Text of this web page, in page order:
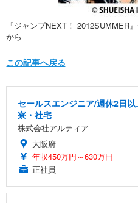
『ジャンプNEXT！
から
この記事へ戻る
セールスエンジニア/週休2日
寮・社宅
株式会社アルティア
大阪府
年収450万円～630万円
正社員